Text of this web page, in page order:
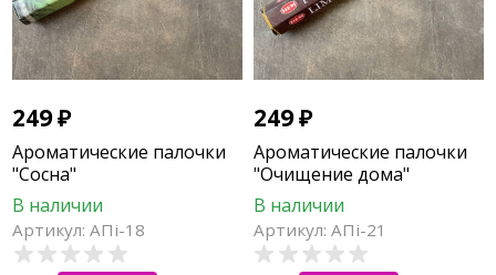
249₽
Ароматические палочки
"Сосна"
В наличии
Артикул: АПi-18
249₽
Ароматические палочки
"Очищение дома"
В наличии
Артикул: АПi-21